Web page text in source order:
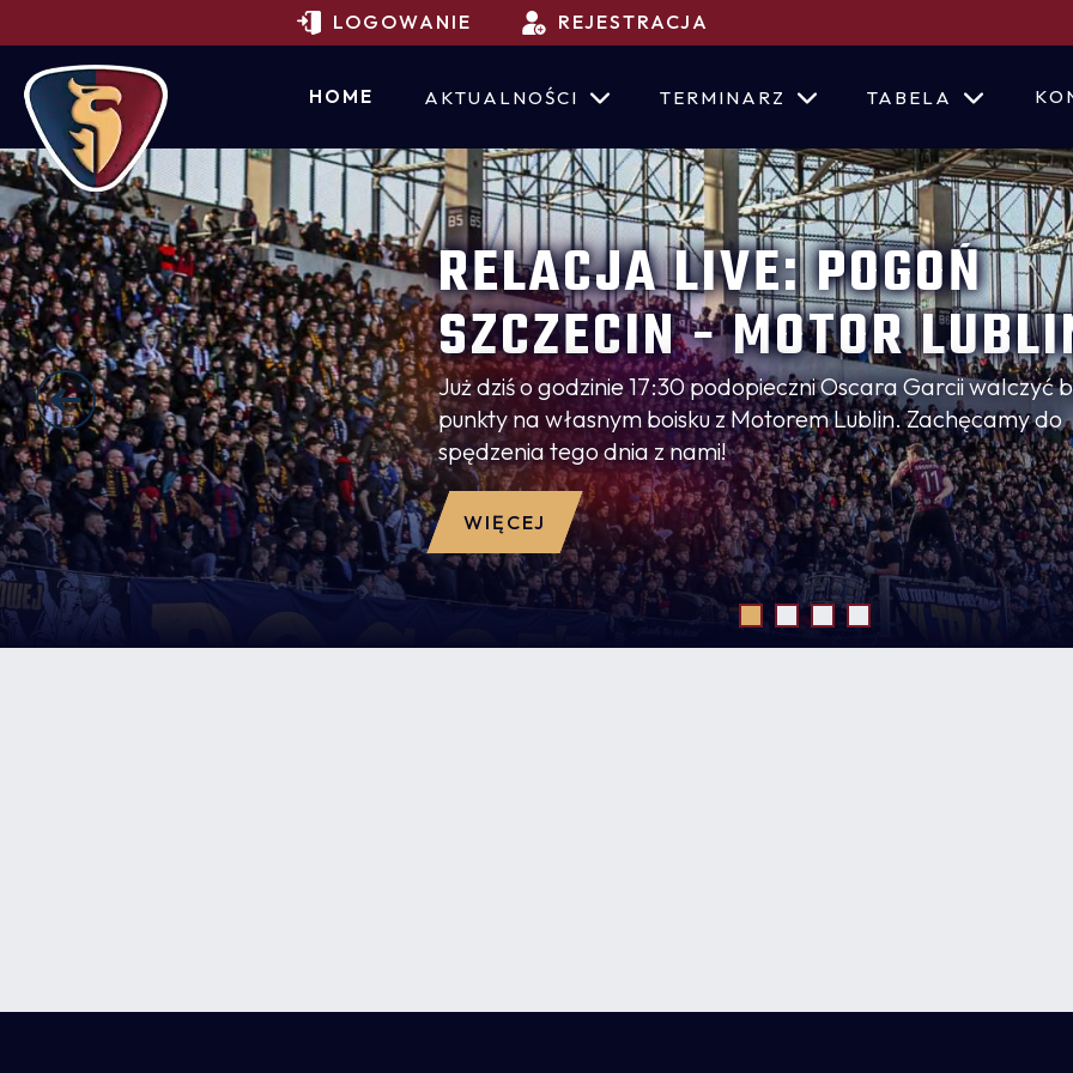
LOGOWANIE REJESTRACJA
HOME AKTUALNOŚCI TERMINARZ TABELA
RELACJA LIVE: POGOŃ
SZCZECIN - MOTOR
Już dziś o godzinie 17:30 podopieczni Oscara Garcii walczyć
punkty na własnym boisku z Motorem Lublin. Zachęcamy do
spędzenia tego dnia z nami!
WIĘCEJ